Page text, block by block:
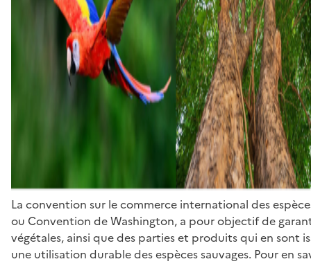
La convention sur le commerce international des
ou Convention de Washington, a pour objectif de
végétales, ainsi que des parties et produits qui en sont
une utilisation durable des espèces sauvages. Pour en